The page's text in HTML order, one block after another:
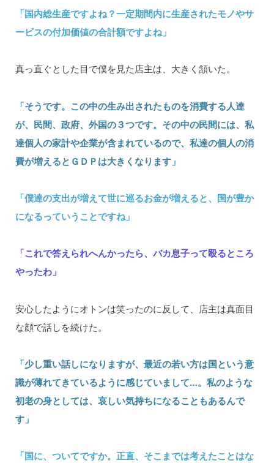
「国内総生産ですよね？一定期間内に生産されたモノやサ
ービスの付加価値の合計額ですよね」
真っ直ぐとした目で僕を見た店主は、大きく頷いた。
「そうです。この中の生み出されたものを消費する人達
が、民間、政府、外国の３つです。その中の民間には、私
達個人の家計や企業が含まれているので、私達の個人の消
費が増えるとＧＤＰは大きくなります」
「僕達の支出が増えて世に巡るお金が増えると、国が豊か
になるっていうことですね」
「これで答えられへんかったら、バカ息子って殴るところ
やったわ」
安心したようにオトンは笑ったのに反して、店主は真面目
な顔で話しを続けた。
「少し重い話しになりますが、最近の若い方は国という意
識が薄れてきているように感じていまして…。私のような
初老の身としては、哀しい気持ちになることもあるんで
す」
「国に、ついてですか。正直、そこまでは考えたことはな